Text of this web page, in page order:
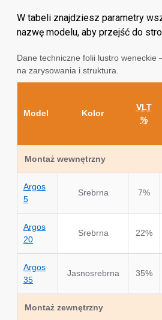
W tabeli znajdziesz parametry
nazwę modelu, aby przejść do
Dane techniczne folii lustro weneckie
na zarysowania i struktura.
Model Kolor
VLT
%
Montaż wewnętrzny
Argos
5
Srebrna 7%
Argos
20
Srebrna 22%
Argos
35
Jasnosrebrna 35%
Montaż zewnętrzny